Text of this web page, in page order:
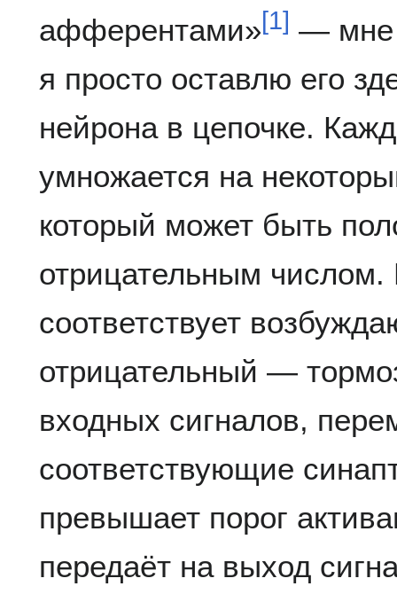
афферентами»[1] — мне
я просто оставлю его
нейрона в цепочке.
умножается на
который может быть
отрицательным
соответствует
отрицательный —
входных сигналов,
соответствующие
превышает порог
передаёт на выход